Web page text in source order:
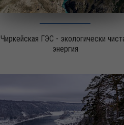
Чиркейская ГЭС - экологически
энергия